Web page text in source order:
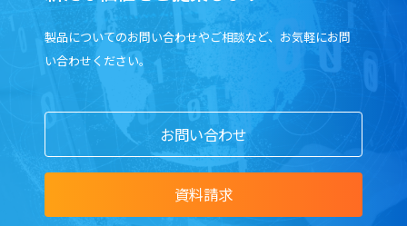
製品についてのお問い合わせやご相談など、お気軽にお問
い合わせください。
お問い合わせ
資料請求